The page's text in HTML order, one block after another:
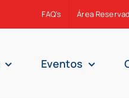
FAQ’s Área
Eventos